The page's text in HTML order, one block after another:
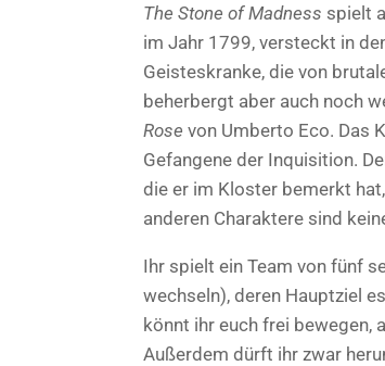
The Stone of Madness spielt
im Jahr 1799, versteckt in
Geisteskranke, die von
beherbergt aber auch noch
Rose von Umberto Eco. Das
Gefangene der Inquisition.
die er im Kloster bemerkt
anderen Charaktere sind
Ihr spielt ein Team von fünf
wechseln), deren Hauptziel
könnt ihr euch frei bewegen,
Außerdem dürft ihr zwar